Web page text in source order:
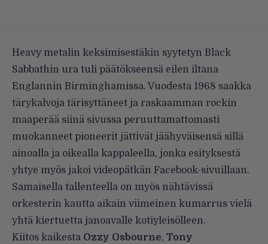
Heavy metalin keksimisestäkin syytetyn Black
Sabbathin ura tuli päätökseensä eilen iltana
Englannin Birminghamissa. Vuodesta 1968 saakka
tärykalvoja tärisyttäneet ja raskaamman rockin
maaperää siinä sivussa peruuttamattomasti
muokanneet pioneerit jättivät jäähyväisensä sillä
ainoalla ja oikealla kappaleella, jonka esityksestä
yhtye myös jakoi videopätkän Facebook-sivuillaan.
Samaisella tallenteella on myös nähtävissä
orkesterin kautta aikain viimeinen kumarrus vielä
yhtä kiertuetta janoavalle kotiyleisölleen.
Kiitos kaikesta Ozzy Osbourne, Tony